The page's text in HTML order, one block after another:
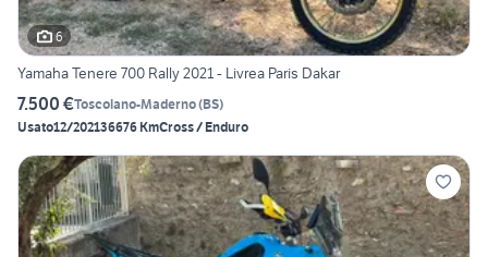
6
Yamaha Tenere 700 Rally 2021 - Livrea Paris Dakar
7.500 €Toscolano-Maderno(BS)
Usato12/202136676 KmCross / Enduro